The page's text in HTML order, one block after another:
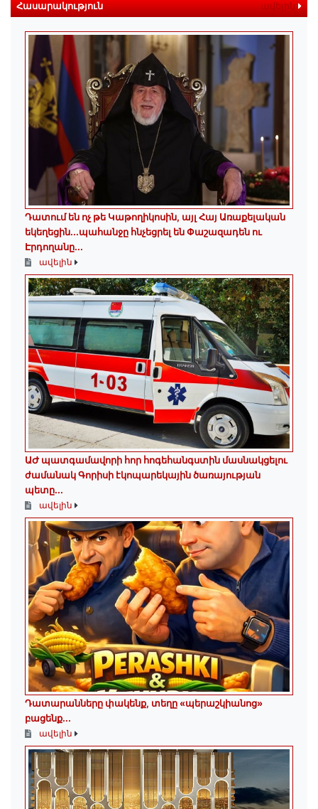
Հասարակություն ավելին
Դատում են ոչ թե Կաթողիկոսին, այլ Հայ Առաքելական
եկեղեցին․․․պահանջը հնչեցրել են Փաշազադեն ու
Էրդողանը․․․
ավելին
ԱԺ պատգամավորի հոր հոգեհանգստին մասնակցելու
ժամանակ Գորիսի էկոպարեկային ծառայության
պետը...
ավելին
Դատարանները փակենք, տեղը «պերաշկիանոց»
բացենք․․․
ավելին